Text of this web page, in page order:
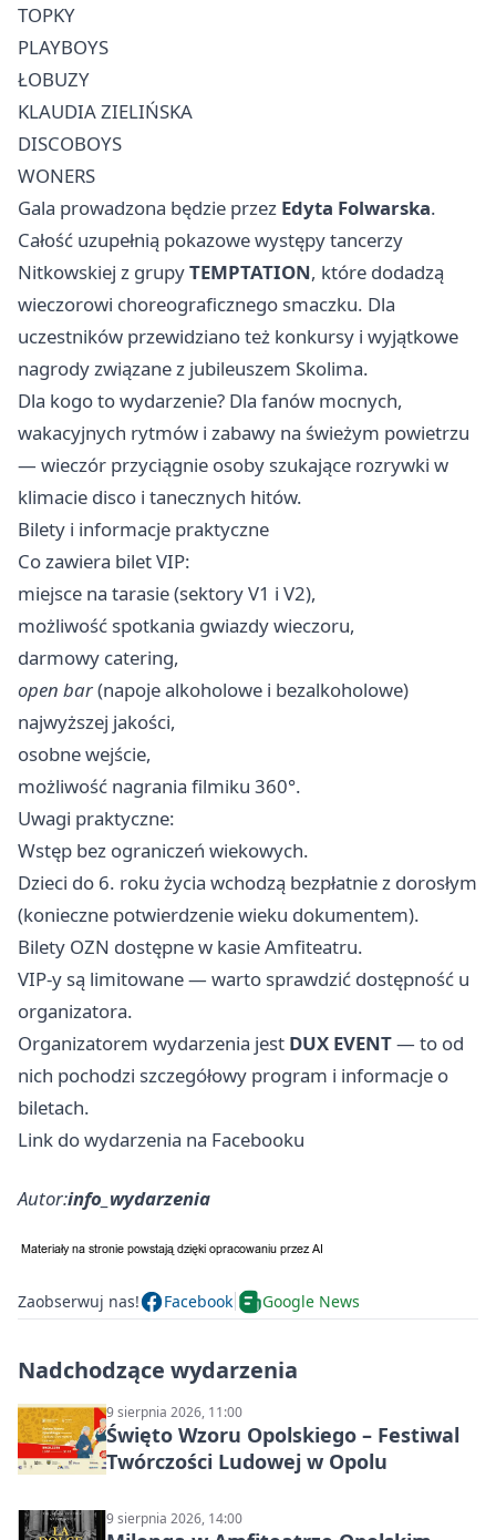
TOPKY
PLAYBOYS
ŁOBUZY
KLAUDIA ZIELIŃSKA
DISCOBOYS
WONERS
Gala prowadzona będzie przez Edyta Folwarska.
Całość uzupełnią pokazowe występy tancerzy
Nitkowskiej z grupyTEMPTATION, które dodadzą
wieczorowi choreograficznego smaczku. Dla
uczestników przewidziano też konkursy i wyjątkowe
nagrody związane z jubileuszem Skolima.
Dla kogo to wydarzenie? Dla fanów mocnych,
wakacyjnych rytmów i zabawy na świeżym powietrzu
— wieczór przyciągnie osoby szukające rozrywki w
klimacie disco i tanecznych hitów.
Bilety i informacje praktyczne
Co zawiera bilet VIP:
miejsce na tarasie (sektory V1 i V2),
możliwość spotkania gwiazdy wieczoru,
darmowy catering,
open bar(napoje alkoholowe i bezalkoholowe)
najwyższej jakości,
osobne wejście,
możliwość nagrania filmiku 360°.
Uwagi praktyczne:
Wstęp bez ograniczeń wiekowych.
Dzieci do 6. roku życia wchodzą bezpłatnie z dorosłym
(konieczne potwierdzenie wieku dokumentem).
Bilety OZN dostępne w kasie Amfiteatru.
VIP-y są limitowane — warto sprawdzić dostępność u
organizatora.
Organizatorem wydarzenia jest DUX EVENT— to od
nich pochodzi szczegółowy program i informacje o
biletach.
Link do wydarzenia na Facebooku
Autor:info_wydarzenia
Zaobserwuj nas! Facebook Google News
Nadchodzące wydarzenia
9 sierpnia 2026, 11:00
Święto Wzoru Opolskiego – Festiwal
Twórczości Ludowej w Opolu
9 sierpnia 2026, 14:00